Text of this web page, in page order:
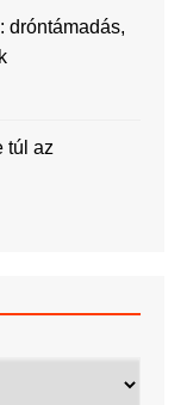
dróntámadás,
túl az